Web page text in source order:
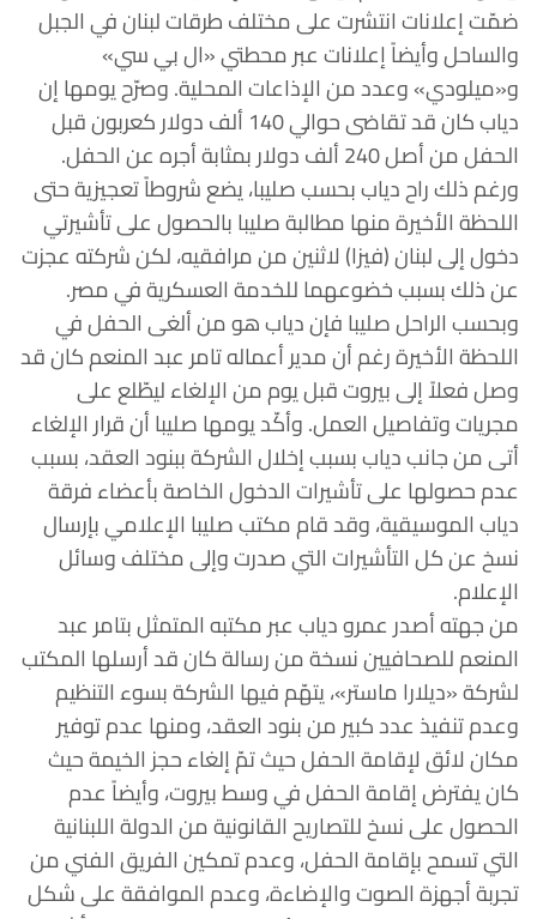
ضمّت إعلانات انتشرت على مختلف طرقات لبنان في الجبل
والساحل وأيضاً إعلانات عبر محطتي «ال بي سي»
و«ميلودي» وعدد من الإذاعات المحلية. وصرّح يومها إن
دياب كان قد تقاضى حوالي 140 ألف دولار كعربون قبل
الحفل من أصل 240 ألف دولار بمثابة أجره عن الحفل.
ورغم ذلك راح دياب بحسب صليبا، يضع شروطاً تعجيزية حتى
اللحظة الأخيرة منها مطالبة صليبا بالحصول على تأشيرتي
دخول إلى لبنان (فيزا) لاثنين من مرافقيه، لكن شركته عجزت
عن ذلك بسبب خضوعهما للخدمة العسكرية في مصر.
وبحسب الراحل صليبا فإن دياب هو من ألغى الحفل في
اللحظة الأخيرة رغم أن مدير أعماله تامر عبد المنعم كان قد
وصل فعلاً إلى بيروت قبل يوم من الإلغاء ليطّلع على
مجريات وتفاصيل العمل. وأكّد يومها صليبا أن قرار الإلغاء
أتى من جانب دياب بسبب إخلال الشركة ببنود العقد، بسبب
عدم حصولها على تأشيرات الدخول الخاصة بأعضاء فرقة
دياب الموسيقية، وقد قام مكتب صليبا الإعلامي بإرسال
نسخ عن كل التأشيرات التي صدرت وإلى مختلف وسائل
الإعلام.
من جهته أصدر عمرو دياب عبر مكتبه المتمثل بتامر عبد
المنعم للصحافيين نسخة من رسالة كان قد أرسلها المكتب
لشركة «ديلارا ماستر»، يتهّم فيها الشركة بسوء التنظيم
وعدم تنفيذ عدد كبير من بنود العقد، ومنها عدم توفير
مكان لائق لإقامة الحفل حيث تمّ إلغاء حجز الخيمة حيث
كان يفترض إقامة الحفل في وسط بيروت، وأيضاً عدم
الحصول على نسخ للتصاريح القانونية من الدولة اللبنانية
التي تسمح بإقامة الحفل، وعدم تمكين الفريق الفني من
تجربة أجهزة الصوت والإضاءة، وعدم الموافقة على شكل